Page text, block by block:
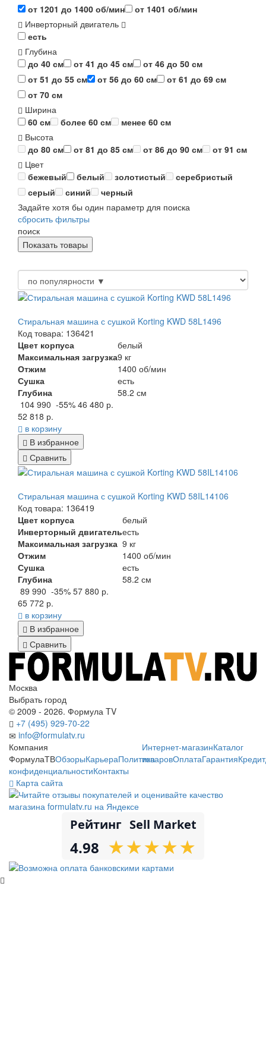
от 1201 до 1400 об/мин
от 1401 об/мин
Инверторный двигатель
есть
Глубина
до 40 см
от 41 до 45 см
от 46 до 50 см
от 51 до 55 см
от 56 до 60 см
от 61 до 69 см
от 70 см
Ширина
60 см
более 60 см
менее 60 см
Высота
до 80 см
от 81 до 85 см от 86 до 90 см
от 91 см
Цвет
бежевый
белый золотистый
серебристый
серый
синий
черный
Задайте хотя бы один параметр для поиска
сбросить фильтры
поиск
Стиральная машина с сушкой Korting KWD 58L1496
Код товара: 136421
Цвет корпуса
белый
Максимальная загрузка9 кг
Отжим
1400 об/мин
Сушка
есть
Глубина
58.2 см
104 990 -55% 46 480 р.
52 818 р.
в корзину
В избранное
Сравнить
Стиральная машина с сушкой Korting KWD 58IL14106
Код товара: 136419
Цвет корпуса
белый
Инверторный двигательесть
Максимальная загрузка 9 кг
Отжим
1400 об/мин
Сушка
есть
Глубина
58.2 см
89 990 -35% 57 880 р.
65 772 р.
в корзину
В избранное
Сравнить
Москва
Выбрать город
© 2009 - 2026. Формула TV
+7 (495) 929-70-22
info@formulatv.ru
Компания
ФормулаТВОбзорыКарьераПолитика
конфиденциальностиКонтакты
Интернет-магазинКаталог
товаровОплатаГарантияКредит
Карта сайта
Рейтинг Sell Market
4.98 ★
★★
★★
★★
★★
★